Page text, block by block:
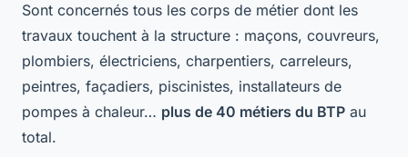
Sont concernés tous les corps de métier dont les
travaux touchent à la structure : maçons, couvreurs,
plombiers, électriciens, charpentiers, carreleurs,
peintres, façadiers, piscinistes, installateurs de
pompes à chaleur… plus de 40 métiers du BTP au
total.